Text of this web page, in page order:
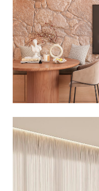
PROJETO
STUDIO
PROJETO DE
FAMÍLIA